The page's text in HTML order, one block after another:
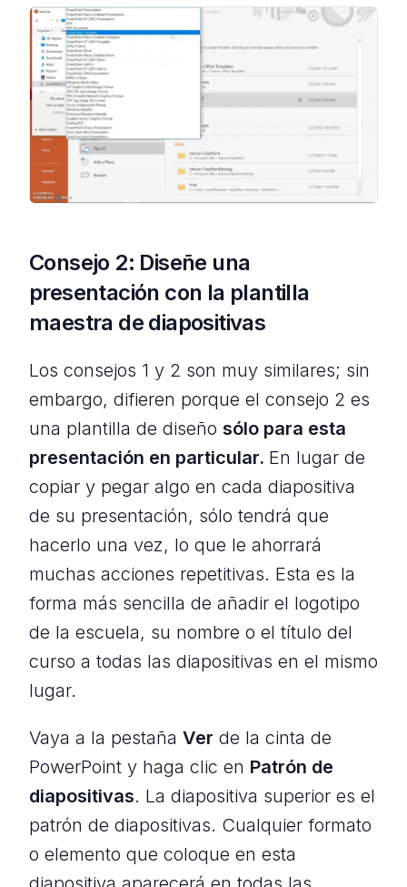
Consejo 2: Diseñe una
presentación con la plantilla
maestra de diapositivas
Los consejos 1 y 2 son muy similares; sin
embargo, difieren porque el consejo 2 es
una plantilla de diseño sólo para esta
presentación en particular. En lugar de
copiar y pegar algo en cada diapositiva
de su presentación, sólo tendrá que
hacerlo una vez, lo que le ahorrará
muchas acciones repetitivas. Esta es la
forma más sencilla de añadir el logotipo
de la escuela, su nombre o el título del
curso a todas las diapositivas en el mismo
lugar.
Vaya a la pestaña Ver de la cinta de
PowerPoint y haga clic en Patrón de
diapositivas. La diapositiva superior es el
patrón de diapositivas. Cualquier formato
o elemento que coloque en esta